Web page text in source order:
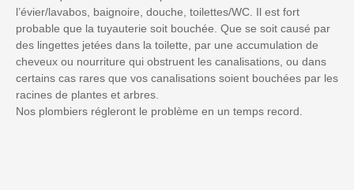
l’évier/lavabos, baignoire, douche, toilettes/WC. Il est fort
probable que la tuyauterie soit bouchée. Que se soit causé par
des lingettes jetées dans la toilette, par une accumulation de
cheveux ou nourriture qui obstruent les canalisations, ou dans
certains cas rares que vos canalisations soient bouchées par les
racines de plantes et arbres.
Nos plombiers régleront le problème en un temps record.